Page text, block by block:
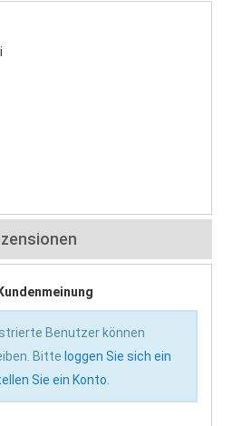
Benutzer können
Bitte loggen Sie sich ein
Sie ein Konto.